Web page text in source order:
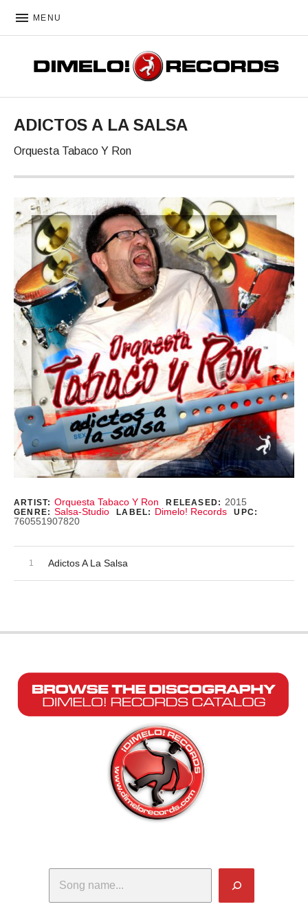
MENU
ADICTOS A LA SALSA
Orquesta Tabaco Y Ron
Record Details
ARTIST: Orquesta Tabaco Y Ron RELEASED: 2015
GENRE: Salsa-Studio LABEL: Dimelo! Records UPC:
760551907820
Record Tracklist
Adictos A La Salsa